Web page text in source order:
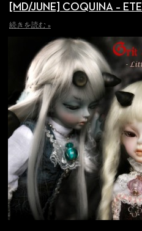
[MD/JUNE] COQUINA –
続きを読む »